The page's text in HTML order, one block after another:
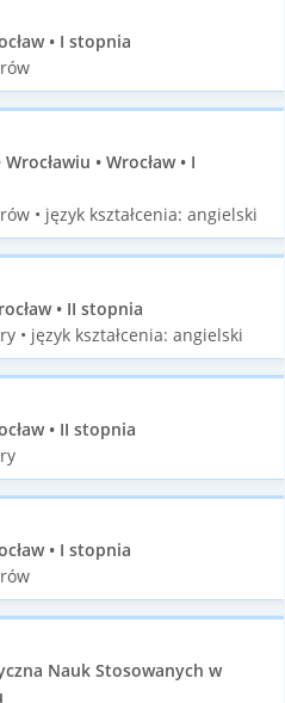
• I stopnia
• Wrocław • I
• język kształcenia: angielski
• II stopnia
• język kształcenia: angielski
• II stopnia
• I stopnia
Nauk Stosowanych w